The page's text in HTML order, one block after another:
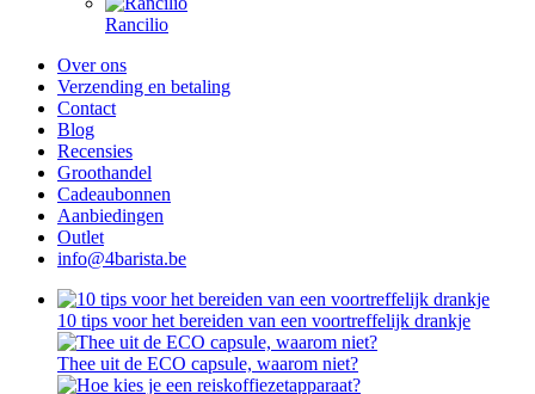
Rancilio
Over ons
Verzending en betaling
Contact
Blog
Recensies
Groothandel
Cadeaubonnen
Aanbiedingen
Outlet
info@4barista.be
10 tips voor het bereiden van een voortreffelijk drankje
Thee uit de ECO capsule, waarom niet?